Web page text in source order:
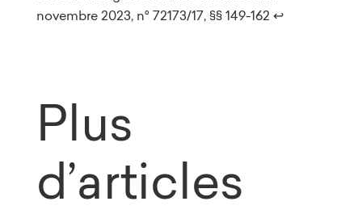
novembre 2023, n° 72173/17, §§ 149-162 ↩︎
Plus
d’articles